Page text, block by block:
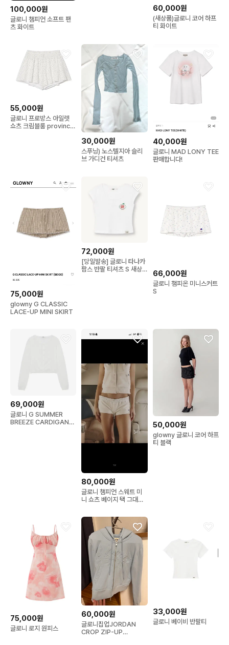
100,000원
글로니 챔피언 소프트 팬
츠 화이트
60,000원
(새상품)글로니 코어 하프
티 화이트
55,000원
글로니 프로방스 아일렛
쇼츠 크림블룸 province
30,000원
스푸닝) 노스텔지아 슬리
브 가디건 티셔츠
40,000원
글로니 MAD LONY TEE
판매합니다!
75,000원
glowny G CLASSIC
LACE-UP MINI SKIRT
72,000원
[당일발송] 글로니 타나카
팜스 반팔 티셔츠 S 새상
66,000원
글로니 챔피온 미니스커트
S
69,000원
글로니 G SUMMER
BREEZE CARDIGAN
80,000원
글로니 챔피언 스웨트 미
니 쇼츠 베이지 택 그대로
50,000원
glowny 글로니 코어 하프
티 블랙
75,000원
글로니 로지 원피스
60,000원
글로니집업JORDAN
CROP ZIP-UP
33,000원
글로니 베이비 반팔티